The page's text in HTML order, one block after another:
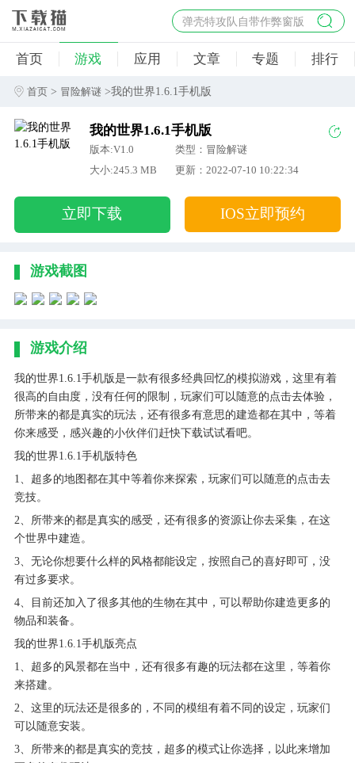
弹壳特攻队自带作弊窗版
杀手47行动
地狱幸存者破解版
首页 游戏 应用 文章 专题 排行
首页 > 冒险解谜 >我的世界1.6.1手机版
我的世界1.6.1手机版
版本:V1.0
类型：冒险解谜
大小:245.3 MB
更新：2022-07-10 10:22:34
立即下载 IOS立即预约
游戏截图
游戏介绍
我的世界1.6.1手机版是一款有很多经典回忆的模拟游戏，这里有着
很高的自由度，没有任何的限制，玩家们可以随意的点击去体验，
所带来的都是真实的玩法，还有很多有意思的建造都在其中，等着
你来感受，感兴趣的小伙伴们赶快下载试试看吧。
我的世界1.6.1手机版特色
1、超多的地图都在其中等着你来探索，玩家们可以随意的点击去
竞技。
2、所带来的都是真实的感受，还有很多的资源让你去采集，在这
个世界中建造。
3、无论你想要什么样的风格都能设定，按照自己的喜好即可，没
有过多要求。
4、目前还加入了很多其他的生物在其中，可以帮助你建造更多的
物品和装备。
我的世界1.6.1手机版亮点
1、超多的风景都在当中，还有很多有趣的玩法都在这里，等着你
来搭建。
2、这里的玩法还是很多的，不同的模组有着不同的设定，玩家们
可以随意安装。
3、所带来的都是真实的竞技，超多的模式让你选择，以此来增加